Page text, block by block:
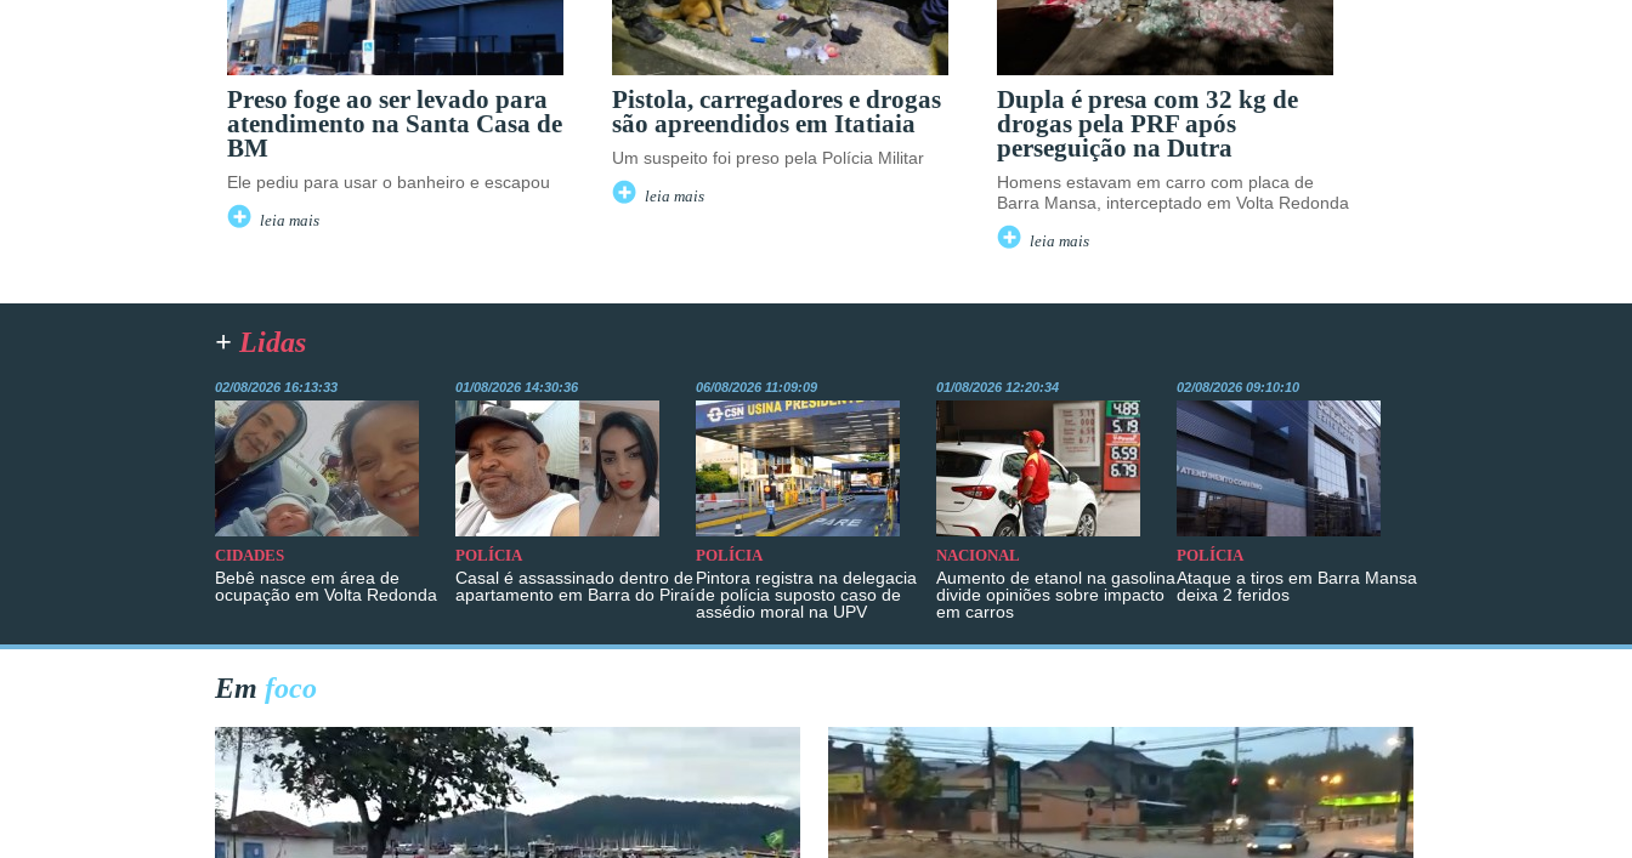
Preso foge ao ser levado para
atendimento na Santa Casa de
BM
Ele pediu para usar o banheiro e escapou
leia mais
Pistola, carregadores e drogas
são apreendidos em Itatiaia
Um suspeito foi preso pela Polícia Militar
leia mais
Dupla é presa com 32 kg de
drogas pela PRF após
perseguição na Dutra
Homens estavam em carro com placa de
Barra Mansa, interceptado em Volta Redonda
leia mais
+ Lidas
02/08/2026 16:13:33
CIDADES
Bebê nasce em área de
ocupação em Volta Redonda
01/08/2026 14:30:36
POLÍCIA
Casal é assassinado dentro de
apartamento em Barra do Piraí
06/08/2026 11:09:09
POLÍCIA
Pintora registra na delegacia
de polícia suposto caso de
assédio moral na UPV
01/08/2026 12:20:34
NACIONAL
Aumento de etanol na gasolina
divide opiniões sobre impacto
em carros
02/08/2026 09:10:10
POLÍCIA
Ataque a tiros em Barra Mansa
deixa 2 feridos
Em foco